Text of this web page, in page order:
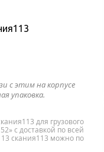
с этим на корпусе
упаковка.
для грузового
с доставкой по всей
скания113 можно по